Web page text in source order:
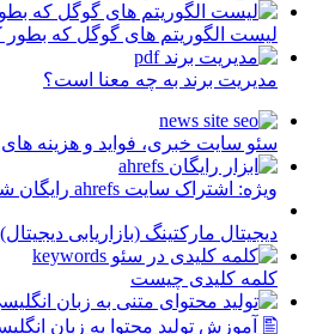
لیست الگوریتم های گوگل که
مدیریت برند به چه معنا است؟
سئو سایت خبری، فواید و هزینه
ویژه: اشتراک سایت ahrefs رایگان شد
دیجیتال مارکتینگ (بازاریابی
کلمه کلیدی چیست
🖺 آموزش تولید محتوا به زبان